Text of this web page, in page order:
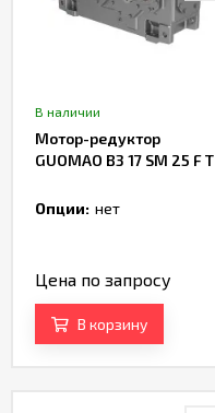
В наличии
Мотор-редуктор
GUOMAO B3 17 SM 25 F T
Опции: нет
Цена по запросу
В корзину